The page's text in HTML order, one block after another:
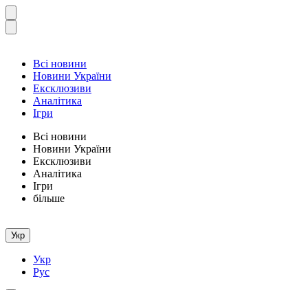
Всі новини
Новини України
Ексклюзиви
Аналітика
Ігри
Всі новини
Новини України
Ексклюзиви
Аналітика
Ігри
більше
Укр
Укр
Рус